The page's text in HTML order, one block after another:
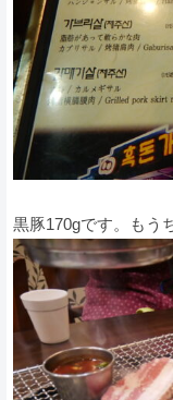
黒豚170gです。もう